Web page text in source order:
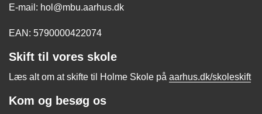
E-mail: hol@mbu.aarhus.dk
EAN: 5790000422074
Skift til vores skole
Læs alt om at skifte til Holme Skole på aarhus.dk/skoleskift
Kom og besøg os